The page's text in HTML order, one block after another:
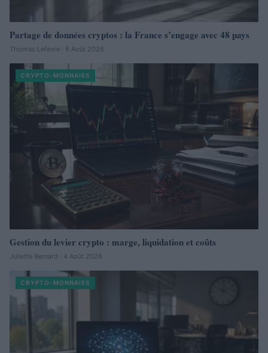
Partage de données cryptos : la France s’engage avec 48 pays
Thomas Lefevre · 6 Août 2026
CRYPTO-MONNAIES
Gestion du levier crypto : marge, liquidation et coûts
Juliette Bernard · 4 Août 2026
CRYPTO-MONNAIES